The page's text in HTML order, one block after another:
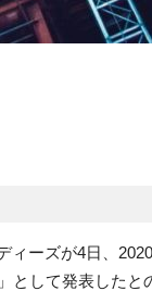
ィーズが4日、
として発表したと